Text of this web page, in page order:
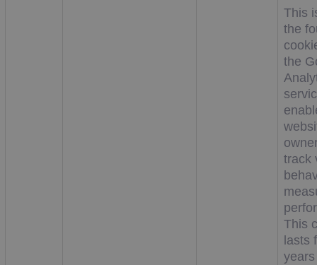
This
the
the
track
This
lasts